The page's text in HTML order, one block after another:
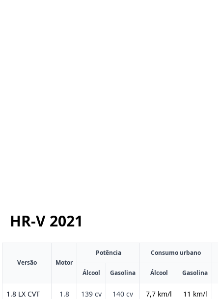
HR-V 2021
Versão Motor
Potência Consumo urbano
Álcool Gasolina Álcool Gasolina
1.8 LX CVT 1.8 139 cv 140 cv 7,7 km/l 11 km/l